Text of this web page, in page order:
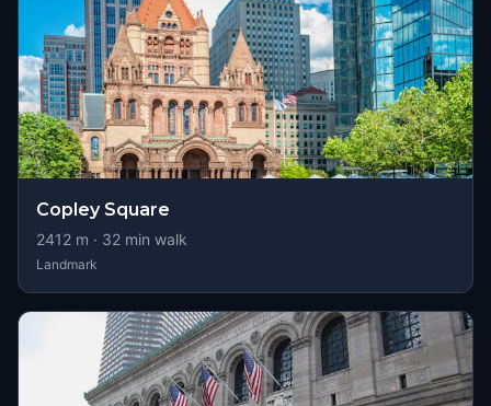
Copley Square
2412 m · 32 min walk
Landmark